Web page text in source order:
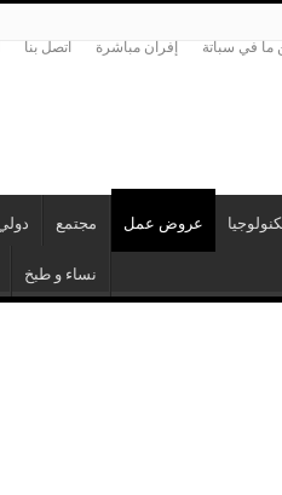
ما في سباتة إفران مباشرة اتصل بنا
عروض عمل مجتمع
نساء و طبخ